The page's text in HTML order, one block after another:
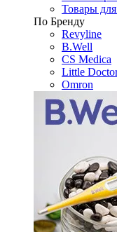
Товары
По Бренду
Revyline
B.Well
CS Medica
Little
Omron